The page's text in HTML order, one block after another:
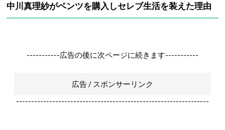
中川真理紗がベンツを購入しセレブ生活を装えた理由
-----------広告の後に次ページに続きます-----------
広告 / スポンサーリンク
----------------------------------------------------------------